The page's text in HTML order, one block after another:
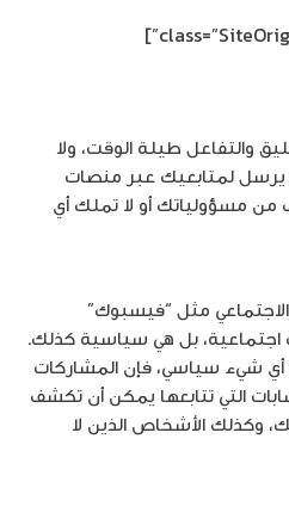
والتفاعل طيلة الوقت، ولا
يرسل لمتابعيك عبر منصات
من مسؤولياتك أو لا تملك أي
الاجتماعي مثل “فيسبوك”
بل هي سياسية كذلك.
شيء سياسي، فإن المشاركات
التي تتابعها يمكن أن تكشف
وكذلك الأشخاص الذين لا